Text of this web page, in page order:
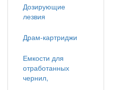
Дозирующие
лезвия
Драм-картриджи
Емкости для
отработанных
чернил,